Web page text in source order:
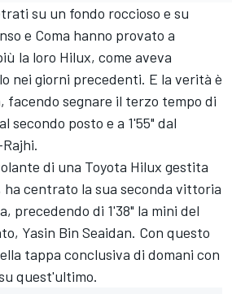
su un fondo roccioso e su
e Coma hanno provato a
la loro Hilux, come aveva
nei giorni precedenti. E la verità è
facendo segnare il terzo tempo di
secondo posto e a 1'55" dal
di una Toyota Hilux gestita
ha centrato la sua seconda vittoria
precedendo di 1'38" la mini del
Yasin Bin Seaidan. Con questo
tappa conclusiva di domani con
quest'ultimo.